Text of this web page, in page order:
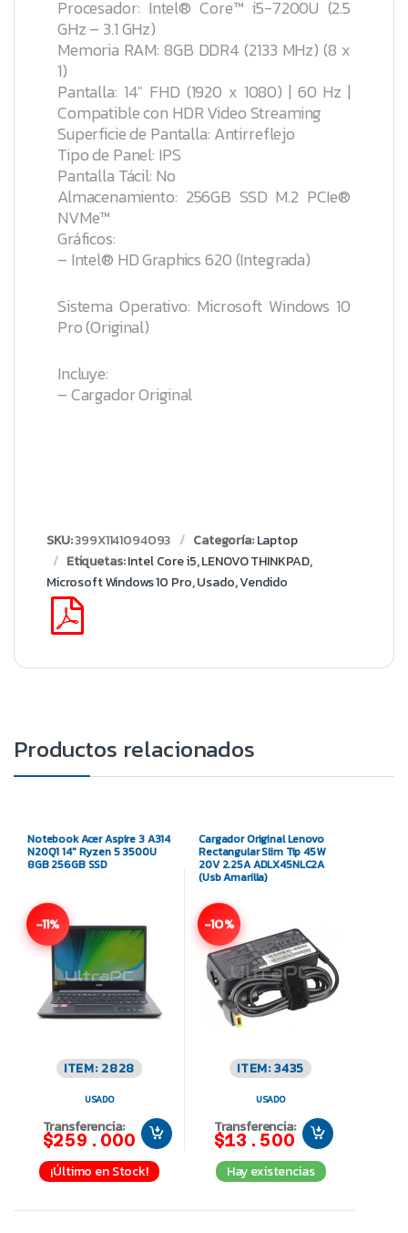
Procesador: Intel® Core™ i5-7200U (2.5
GHz – 3.1 GHz)
Memoria RAM: 8GB DDR4 (2133 MHz) (8 x
1)
Pantalla: 14″ FHD (1920 x 1080) | 60 Hz |
Compatible con HDR Video Streaming
Superficie de Pantalla: Antirreflejo
Tipo de Panel: IPS
Pantalla Tácil: No
Almacenamiento: 256GB SSD M.2 PCIe®
NVMe™
Gráficos:
– Intel® HD Graphics 620 (Integrada)
Sistema Operativo: Microsoft Windows 10
Pro (Original)
Incluye:
– Cargador Original
SKU:399X1141094093 Categoría:Laptop
Etiquetas:Intel Core i5,LENOVO THINKPAD,
Microsoft Windows 10 Pro,Usado,Vendido
Productos relacionados
Notebook Acer Aspire 3 A314
N20Q1 14″ Ryzen 5 3500U
8GB 256GB SSD
-11%
ITEM: 2828
USADO
Transferencia:
$259.000
¡Último en Stock!
Cargador Original Lenovo
Rectangular Slim Tip 45W
20V 2.25A ADLX45NLC2A
(Usb Amarilla)
-10%
ITEM: 3435
USADO
Transferencia:
$13.500
Hay existencias